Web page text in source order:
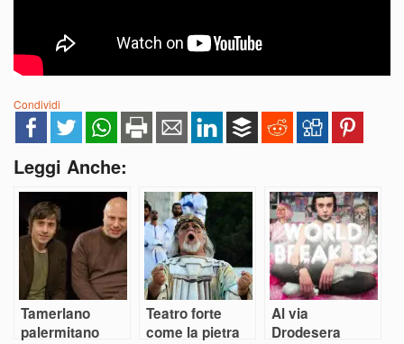
Condividi
Leggi Anche:
Tamerlano
palermitano
Teatro forte
come la pietra
Al via
Drodesera